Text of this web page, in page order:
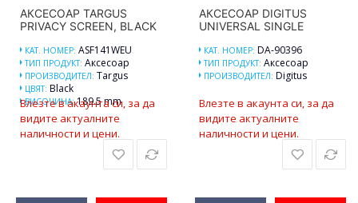
АКСЕСОАР TARGUS
PRIVACY SCREEN, BLACK
КАТ. НОМЕР: ASF141WEU
ТИП ПРОДУКТ: Аксесоар
ПРОИЗВОДИТЕЛ: Targus
ЦВЯТ: Black
ВИСОЧИНА:189.5 mm
Влезте в акаунта си, за да
видите актуалните
наличности и цени.
АКСЕСОАР DIGITUS
UNIVERSAL SINGLE
КАТ. НОМЕР: DA-90396
ТИП ПРОДУКТ: Аксесоар
ПРОИЗВОДИТЕЛ: Digitus
Влезте в акаунта си, за да
видите актуалните
наличности и цени.